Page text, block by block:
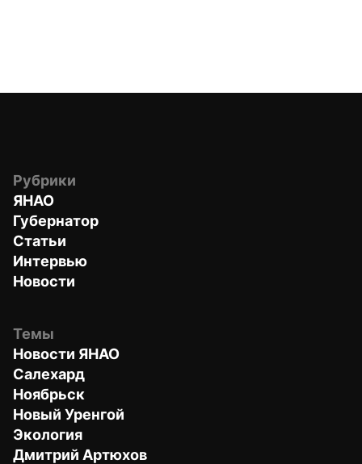
Рубрики
ЯНАО
Губернатор
Статьи
Интервью
Новости
Темы
Новости ЯНАО
Салехард
Ноябрьск
Новый Уренгой
Экология
Дмитрий Артюхов